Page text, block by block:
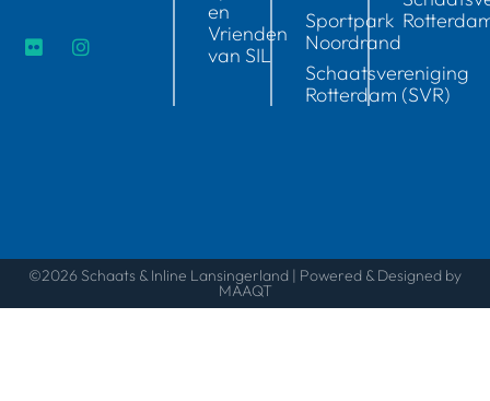
Sportpark
Noordrand
Schaatsvereniging
Rotterdam (SVR)
en
Vrienden
van SIL
©2026 Schaats & Inline Lansingerland | Powered & Designed by
MAAQT